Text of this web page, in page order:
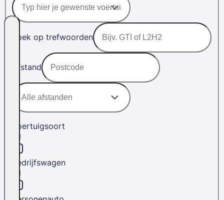
Zoek op trefwoorden
Afstand
Voertuigsoort
Bedrijfswagen